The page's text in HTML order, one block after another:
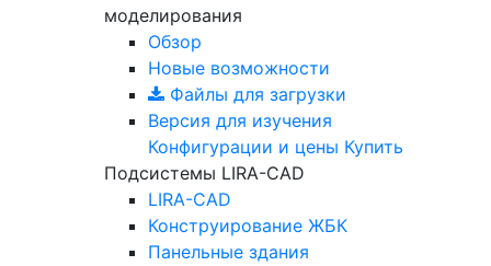
моделирования
Обзор
Новые возможности
Файлы для загрузки
Версия для изучения
Конфигурации и цены Купить
Подсистемы LIRA-CAD
LIRA-CAD
Конструирование ЖБК
Панельные здания